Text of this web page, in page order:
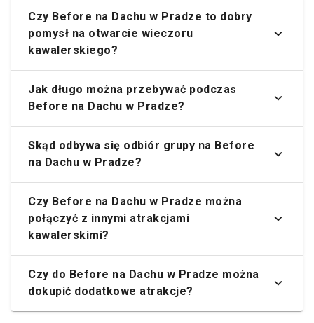
Czy Before na Dachu w Pradze to dobry
pomysł na otwarcie wieczoru
kawalerskiego?
Jak długo można przebywać podczas
Before na Dachu w Pradze?
Skąd odbywa się odbiór grupy na Before
na Dachu w Pradze?
Czy Before na Dachu w Pradze można
połączyć z innymi atrakcjami
kawalerskimi?
Czy do Before na Dachu w Pradze można
dokupić dodatkowe atrakcje?